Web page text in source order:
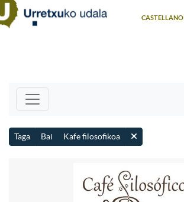
CASTELLANO
Taga Bai Kafe filosofikoa